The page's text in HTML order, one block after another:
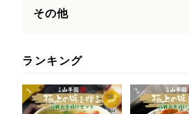
その他
ランキング